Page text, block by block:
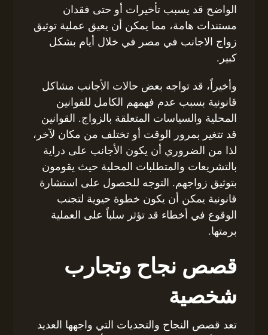
الواضح قد يسبب تأخيرات أو حتى فقدان
مستندات هامة، مما يمكن أن يعيق عملية توثيق
زواج الاجانب في مصر في خلال أيام بشكل
كبير.
وأخيراً، قد تواجه بعض حالات الأجانب مشاكل
قانونية بسبب عدم فهمهم الكامل للقوانين
المحلية والسياسات المتعلقة بالزواج. القوانين
قد تتغير بمرور الوقت أو تختلف من مكان لآخر،
لذا من الضروري أن يكون الأجانب على دراية
بالتشريعات والمتطلبات المحلية حيث يقومون
بتوثيق زواجهم. التوجه للحصول على استشارة
قانونية يمكن أن يكون خطوة حيوية لتجنب
الوقوع في أخطاء قد تؤثر سلباً على العملية
برمتها.
قصص نجاح وتجارب
شخصية
تعد قصص النجاح والتحديات التي واجهها العديد